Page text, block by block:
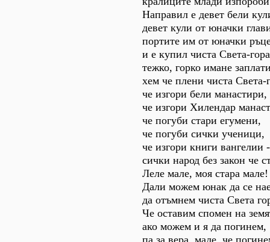
Направил е девет бели
девет кули от юначки
портите им от юначки
и е купил чиста Света-
тежко, горко имане
хем че плени чиста Света-
че изгори бели манастири,
че изгори Хилендар
че погуби стари егумени,
че погуби сички ученици,
че изгори книги вангелии -
сички народ без закон че
Леле мале, моя стара мале!
Дали можем юнак да се
да отъмнем чиста Света
Че оставим спомен на
ако можем и я да погинем,
па за вера, мале, че